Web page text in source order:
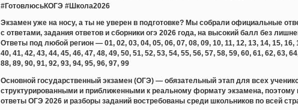
#ГотовлюсьКОГЭ #Школа2026
Экзамен уже на носу, а ты не уверен в подготовке? Мы собрали официальные
с ответами, задания ответов и сборники огэ 2026 года, на высокий балл без
Ответы под любой регион — 01, 02, 03, 04, 05, 06, 07, 08, 09, 10, 11, 12, 13, 14, 15, 16,
40, 41, 42, 43, 44, 45, 46, 47, 48, 49, 50, 51, 52, 53, 54, 55, 56, 57, 58, 59, 60, 61, 62, 63,
88, 89, 90, 91, 92, 93, 94, 95, 96, 97, 99
Основной государственный экзамен (ОГЭ) — обязательный этап для всех
структурированными и приближенными к реальному формату экзамена,
ответы ОГЭ 2026 и разборы заданий востребованы среди школьников по всей